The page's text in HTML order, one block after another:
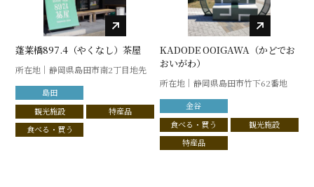
蓬莱橋897.4（やくなし）茶屋
所在地｜静岡県島田市南2丁目地先
島田
観光施設
特産品
食べる・買う
KADODE OOIGAWA（かどでお
おいがわ）
所在地｜静岡県島田市竹下62番地
金谷
食べる・買う
観光施設
特産品